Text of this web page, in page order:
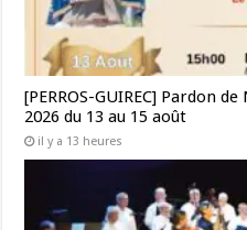
[PERROS-GUIREC] Pardon
2026 du 13 au 15 août
il y a 13 heures